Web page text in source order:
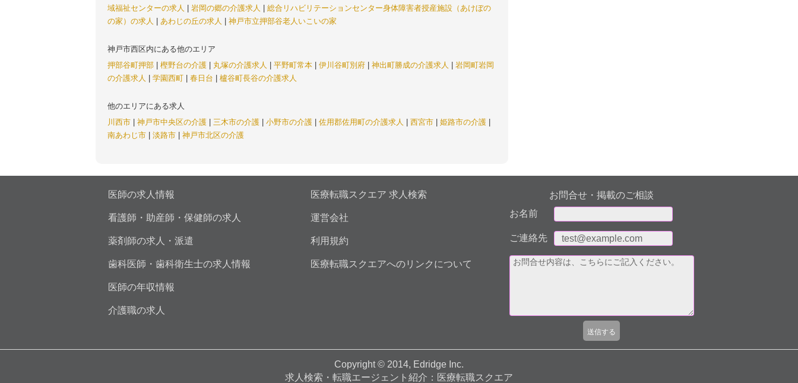
域福祉センターの求人
岩岡の郷の介護求人
総合リハビリテーションセンター身体障害者授産施設（あけぼの
の家）の求人
あわじの丘の求人 神戸市立押部谷老人いこいの家
神戸市西区内にある他のエリア
押部谷町押部
樫野台の介護 丸塚の介護求人 平野町常本 伊川谷町別府 神出町勝成の介護求人
岩岡町岩岡
の介護求人
学園西町 春日台 櫨谷町長谷の介護求人
他のエリアにある求人
川西市
神戸市中央区の介護 三木市の介護 小野市の介護 佐用郡佐用町の介護求人 西宮市 姫路市の介護
南あわじ市
淡路市 神戸市北区の介護
医師の求人情報
看護師・助産師・保健師の求人
薬剤師の求人・派遣
歯科医師・歯科衛生士の求人情報
医師の年収情報
介護職の求人
医療転職スクエア 求人検索
運営会社
利用規約
医療転職スクエアへのリンクについて
お問合せ・掲載のご相談
お名前
ご連絡先
Copyright © 2014, Edridge Inc.
求人検索・転職エージェント紹介：医療転職スクエア